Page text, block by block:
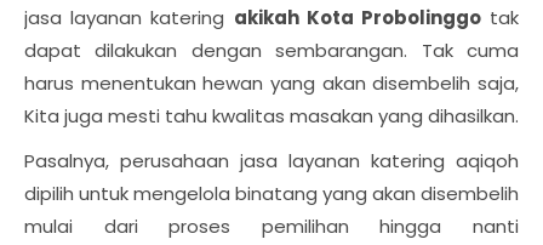
jasa layanan katering akikah Kota Probolinggotak
dapat dilakukan dengan sembarangan. Tak cuma
harus menentukan hewan yang akan disembelih saja,
Kita juga mesti tahu kwalitas masakan yang dihasilkan.
Pasalnya, perusahaan jasa layanan katering aqiqoh
dipilih untuk mengelola binatang yang akan disembelih
mulai dari proses pemilihan hingga nanti